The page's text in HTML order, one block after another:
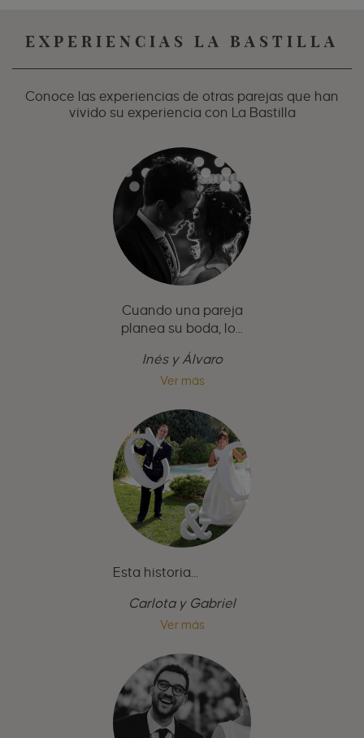
EXPERIENCIAS LA BASTILLA
Conoce las experiencias de otras parejas que han
vivido su experiencia con La Bastilla
Cuando una pareja
planea su boda, lo...
Inés y Álvaro
Ver más
Esta historia...
Carlota y Gabriel
Ver más